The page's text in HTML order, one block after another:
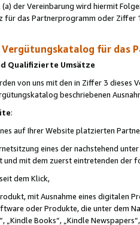
der Vereinbarung wird hiermit
für das Partnerprogramm oder
Vergütungskatalog für das
Qualifizierte Umsätze
von uns mit den in Ziffer 3
beschriebenen
:
auf Ihrer Website platzierten
eines der nachstehend
und mit dem zuerst eintretenden der
dem Klick,
mit Ausnahme eines digitalen
oder Produkte, die unter dem
„Kindle Books“, „Kindle